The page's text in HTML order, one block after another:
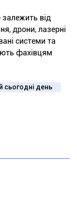
залежить від
дрони, лазерні
системи та
фахівцям
сьогодні день